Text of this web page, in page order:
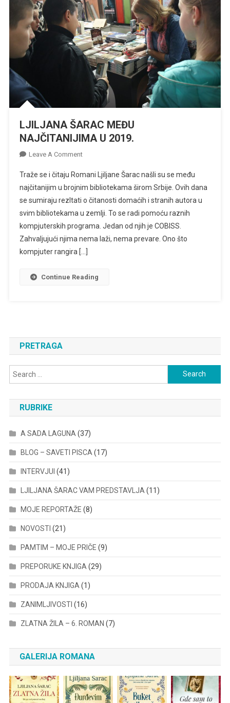
LJILJANA ŠARAC MEĐU
NAJČITANIJIMA U 2019.
Leave A CommentOn
ŠARAC
MEĐU
NAJČITANIJIMA
U
2019.
Traže se i čitaju Romani Ljiljane Šarac našli su se među
najčitanijim u brojnim bibliotekama širom Srbije. Ovih dana
se sumiraju rezltati o čitanosti domaćih i stranih autora u
svim bibliotekama u zemlji. To se radi pomoću raznih
kompjuterskih programa. Jedan od njih je COBISS.
Zahvaljujući njima nema laži, nema prevare. Ono što
kompjuter rangira […]
Continue Reading
PRETRAGA
Search
for:
RUBRIKE
A SADA LAGUNA (37)
BLOG – SAVETI PISCA (17)
INTERVJUI (41)
LJILJANA ŠARAC VAM PREDSTAVLJA (11)
MOJE REPORTAŽE (8)
NOVOSTI (21)
PAMTIM – MOJE PRIČE (9)
PREPORUKE KNJIGA (29)
PRODAJA KNJIGA (1)
ZANIMLJIVOSTI (16)
ZLATNA ŽILA – 6. ROMAN (7)
GALERIJA ROMANA